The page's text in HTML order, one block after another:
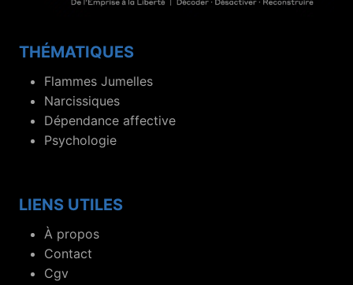
THÉMATIQUES
Flammes Jumelles
Narcissiques
Dépendance affective
Psychologie
LIENS UTILES
À propos
Contact
Cgv